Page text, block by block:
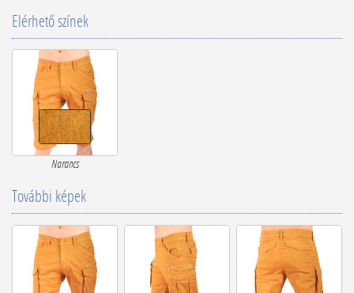
Elérhető színek
Narancs
További képek